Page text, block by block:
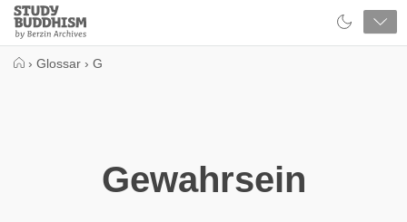
Close
Study
Buddhism
› Glossar › G
Gewahrsein